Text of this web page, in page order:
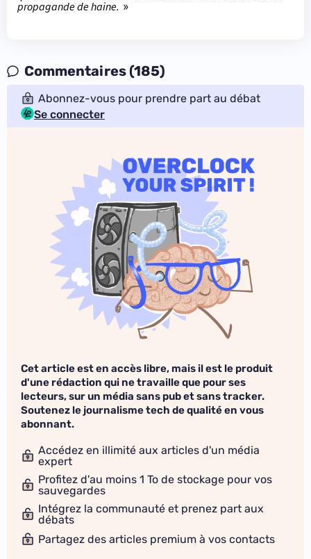
propagande de haine. »
Commentaires (185)
Abonnez-vous pour prendre part au débat
Se connecter
Cet article est en accès libre, mais il est le produit
d'une rédaction qui ne travaille que pour ses
lecteurs, sur un média sans pub et sans tracker.
Soutenez le journalisme tech de qualité en vous
abonnant.
Accédez en illimité aux articles d'un média
expert
Profitez d'au moins 1 To de stockage pour vos
sauvegardes
Intégrez la communauté et prenez part aux
débats
Partagez des articles premium à vos contacts